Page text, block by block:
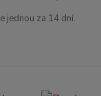
jednou za 14 dní.